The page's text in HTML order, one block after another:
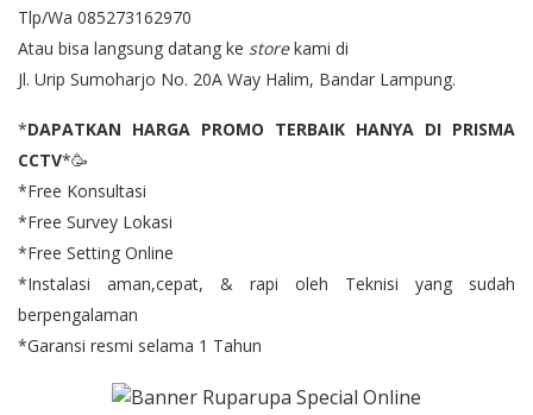
Tlp/Wa 085273162970
Atau bisa langsung datang ke storekami di
Jl. Urip Sumoharjo No. 20A Way Halim, Bandar Lampung.
*DAPATKAN HARGA PROMO TERBAIK HANYA DI PRISMA
CCTV*🥳
*Free Konsultasi
*Free Survey Lokasi
*Free Setting Online
*Instalasi aman,cepat, & rapi oleh Teknisi yang sudah
berpengalaman
*Garansi resmi selama 1 Tahun